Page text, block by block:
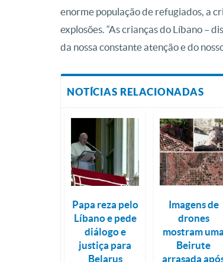
enorme população de refugiados, a
explosões. “As crianças do Líbano –
da nossa constante atenção e do
NOTÍCIAS RELACIONADAS
Papa reza pelo
Líbano e pede
diálogo e
justiça para
Belarus
Imagens de
drones
mostram uma
Beirute
arrasada